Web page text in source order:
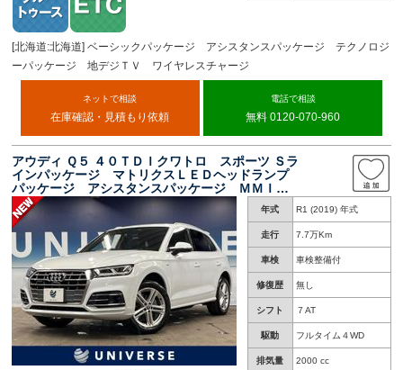
[北海道:北海道] ベーシックパッケージ アシスタンスパッケージ テクノロジ
ーパッケージ 地デジＴＶ ワイヤレスチャージ
ネットで相談
在庫確認・見積もり依頼
電話で相談
無料 0120-070-960
アウディ Ｑ５ ４０ＴＤＩクワトロ スポーツ Ｓラ
インパッケージ マトリクスＬＥＤヘッドランプ
パッケージ アシスタンスパッケージ ＭＭＩナ
ビゲーション 地デジ アダプティブクルーズコ
ントロール シートヒーター パワーシート ハ
ーフレザーシート
年式 R1 (2019) 年式
走行 7.7万Km
車検 車検整備付
修復歴 無し
シフト ７AT
駆動 フルタイム４WD
排気量 2000 cc